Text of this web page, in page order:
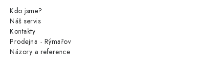
Kdo jsme?
Náš servis
Kontakty
Prodejna - Rýmařov
Názory a reference